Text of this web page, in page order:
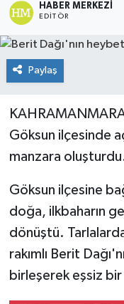
HABER MERKEZI
EDITÖR
Paylaş
Göksun ilçesinde
manzara
Göksun ilçesine
doğa, ilkbaharın
dönüştü.
rakımlı Berit
birleşerek eşsiz